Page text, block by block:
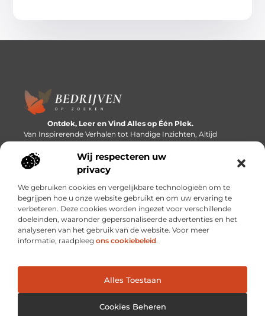
Wij respecteren uw
privacy
We gebruiken cookies en vergelijkbare technologieën om te
begrijpen hoe u onze website gebruikt en om uw ervaring te
verbeteren. Deze cookies worden ingezet voor verschillende
doeleinden, waaronder gepersonaliseerde advertenties en het
analyseren van het gebruik van de website. Voor meer
informatie, raadpleeg ons cookiebeleid.
Alles Toestaan
Cookies Beheren
Ontdek, Leer en Vind Alles op Één Plek.
Van Inspirerende Verhalen tot Handige Inzichten, Altijd
Binnen Handbereik.
Bericht categorie
Onze informatie
@2025 www.bedrijvenopzoeken.nl. All Right Reserved.